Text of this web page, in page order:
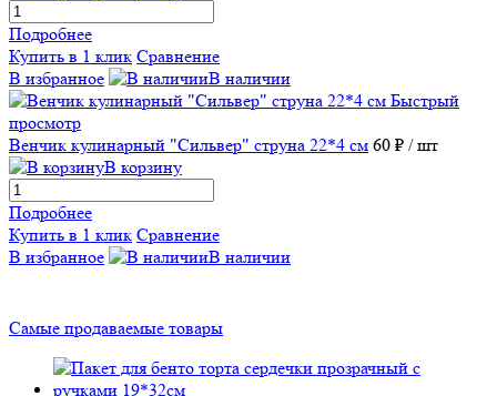
Подробнее
Купить в 1 клик Сравнение
В избранное
В наличии
Быстрый
просмотр
Венчик кулинарный "Сильвер" струна 22*4 см 60 ₽ / шт
В корзину
Подробнее
Купить в 1 клик Сравнение
В избранное
В наличии
Самые продаваемые товары